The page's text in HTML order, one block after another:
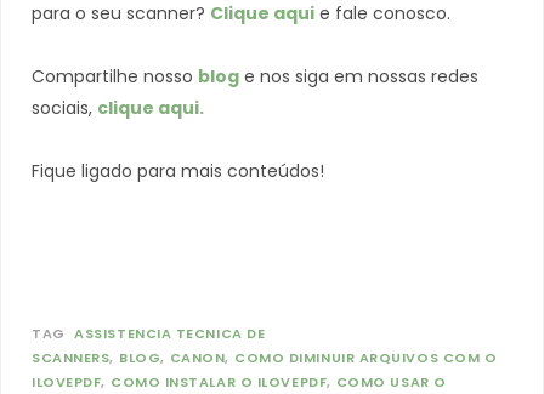
para o seu scanner? Clique aqui e fale conosco.
Compartilhe nosso blog e nos siga em nossas redes
sociais, clique aqui.
Fique ligado para mais conteúdos!
TAG ASSISTENCIA TECNICA DE
SCANNERS BLOG CANON COMO DIMINUIR ARQUIVOS COM O
ILOVEPDF COMO INSTALAR O ILOVEPDF COMO USAR O